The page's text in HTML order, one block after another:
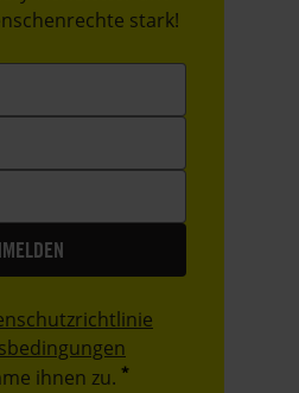
stark!
ihnen zu.